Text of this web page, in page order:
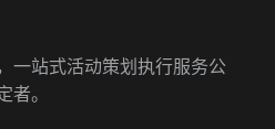
一站式活动策划执行服务公
。